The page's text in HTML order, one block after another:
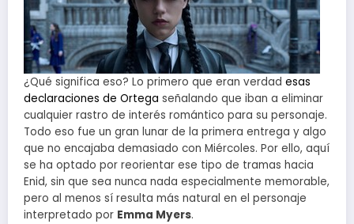
¿Qué significa eso? Lo primero que eran verdad esas
declaraciones de Ortega señalando que iban a eliminar
cualquier rastro de interés romántico para su personaje.
Todo eso fue un gran lunar de la primera entrega y algo
que no encajaba demasiado con Miércoles. Por ello, aquí
se ha optado por reorientar ese tipo de tramas hacia
Enid, sin que sea nunca nada especialmente memorable,
pero al menos sí resulta más natural en el personaje
interpretado por Emma Myers.